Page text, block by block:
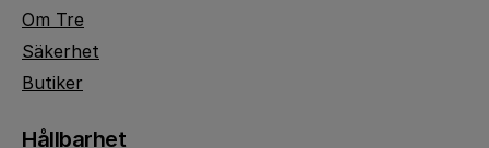
Om Tre
Säkerhet
Butiker
Hållbarhet